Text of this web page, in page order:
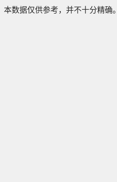
本数据仅供参考，并不十分精确。